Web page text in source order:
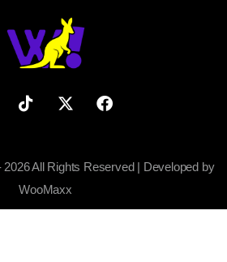
All Rights Reserved | Developed by
WooMaxx